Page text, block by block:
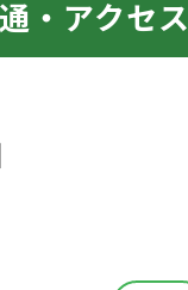
・アクセス